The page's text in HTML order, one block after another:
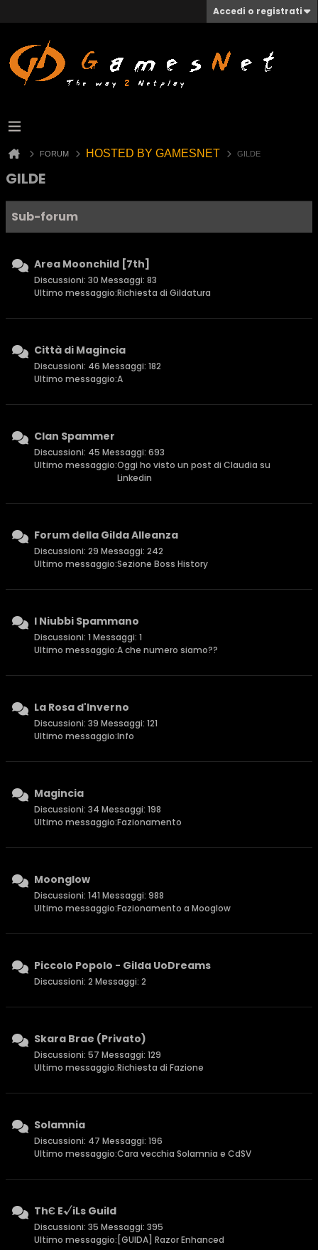
Accedi o registrati
FORUM HOSTED BY GAMESNET GILDE
GILDE
Sub-forum
Area Moonchild [7th]
Discussioni: 30 Messaggi: 83
Ultimo messaggio:Richiesta di Gildatura
Città di Magincia
Discussioni: 46 Messaggi: 182
Ultimo messaggio:A
Clan Spammer
Discussioni: 45 Messaggi: 693
Ultimo messaggio:Oggi ho visto un post di Claudia su
Linkedin
Forum della Gilda Alleanza
Discussioni: 29 Messaggi: 242
Ultimo messaggio:Sezione Boss History
I Niubbi Spammano
Discussioni: 1 Messaggi: 1
Ultimo messaggio:A che numero siamo??
La Rosa d'Inverno
Discussioni: 39 Messaggi: 121
Ultimo messaggio:Info
Magincia
Discussioni: 34 Messaggi: 198
Ultimo messaggio:Fazionamento
Moonglow
Discussioni: 141 Messaggi: 988
Ultimo messaggio:Fazionamento a Mooglow
Piccolo Popolo - Gilda UoDreams
Discussioni: 2 Messaggi: 2
Skara Brae (Privato)
Discussioni: 57 Messaggi: 129
Ultimo messaggio:Richiesta di Fazione
Solamnia
Discussioni: 47 Messaggi: 196
Ultimo messaggio:Cara vecchia Solamnia e CdSV
ThЄ E√iLs Guild
Discussioni: 35 Messaggi: 395
Ultimo messaggio: [GUIDA] Razor Enhanced